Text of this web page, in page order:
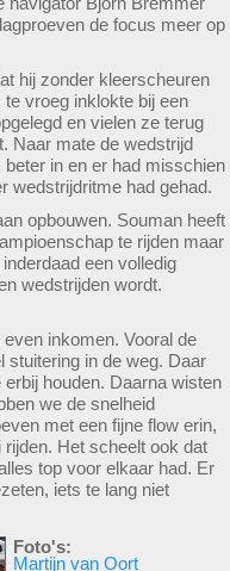
de focus meer op
hij zonder kleerscheuren
vroeg inklokte bij een
en vielen ze terug
Naar mate de wedstrijd
in en er had misschien
wedstrijdritme had gehad.
opbouwen. Souman heeft
te rijden maar
een volledig
wedstrijden wordt.
inkomen. Vooral de
stuitering in de weg. Daar
houden. Daarna wisten
we de snelheid
met een fijne flow erin,
Het scheelt ook dat
top voor elkaar had. Er
iets te lang niet
Foto's:
Martijn van Oort